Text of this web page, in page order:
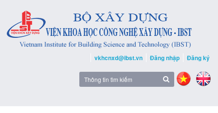
vkhcnxd@ibst.vn Đăng nhập Đăng ký